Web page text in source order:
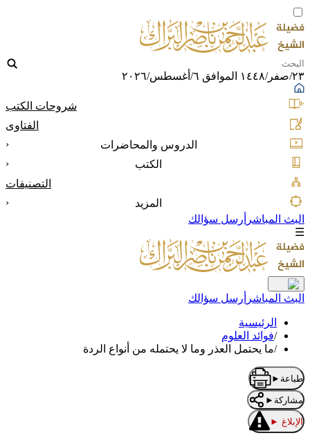
٢٣/صفر/١٤٤٨ الموافق ٦/أغسطس/٢٠٢٦
شروحات الكتب
الفتاوى
الدروس والمحاضرات
‹
الكتب
‹
التصنيفات
المزيد
‹
البث المباشر أرسل سؤالك
☰
البث المباشر أرسل سؤالك
الرئيسية
/فوائد العلوم
/ما يحتمل العذر وما لا يحتمله من أنواع الردة
طباعة ►
مشاركة ►
الإبلاغ ►